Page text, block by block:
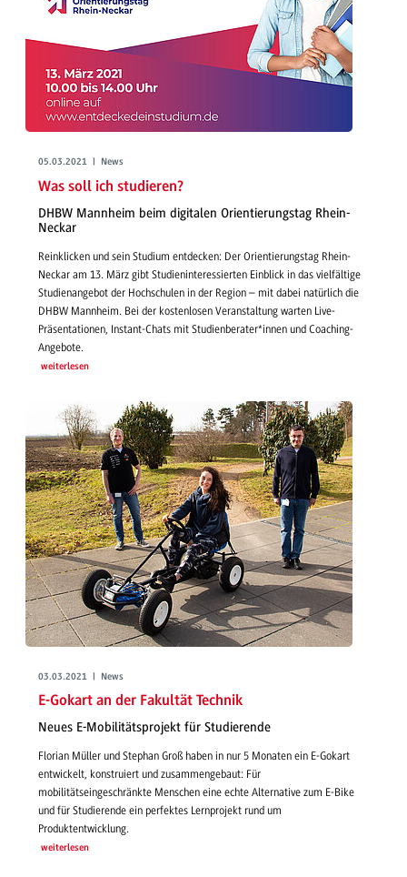
05.03.2021 | News
Was soll ich studieren?
DHBW Mannheim beim digitalen Orientierungstag Rhein-
Neckar
Reinklicken und sein Studium entdecken: Der Orientierungstag Rhein-
Neckar am 13. März gibt Studieninteressierten Einblick in das vielfältige
Studienangebot der Hochschulen in der Region – mit dabei natürlich die
DHBW Mannheim. Bei der kostenlosen Veranstaltung warten Live-
Präsentationen, Instant-Chats mit Studienberater*innen und Coaching-
Angebote.
weiterlesen
03.03.2021 | News
E-Gokart an der Fakultät Technik
Neues E-Mobilitätsprojekt für Studierende
Florian Müller und Stephan Groß haben in nur 5 Monaten ein E-Gokart
entwickelt, konstruiert und zusammengebaut: Für
mobilitätseingeschränkte Menschen eine echte Alternative zum E-Bike
und für Studierende ein perfektes Lernprojekt rund um
Produktentwicklung.
weiterlesen